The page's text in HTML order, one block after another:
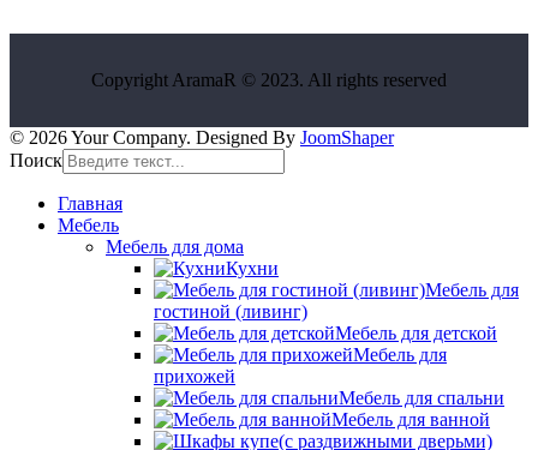
Copyright AramaR © 2023. All rights reserved
© 2026 Your Company. Designed By JoomShaper
Поиск
Главная
Мебель
Мебель для дома
Кухни
Мебель для
гостиной (ливинг)
Мебель для детской
Мебель для
прихожей
Мебель для спальни
Мебель для ванной